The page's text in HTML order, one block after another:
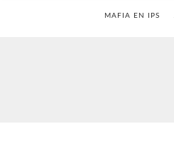
MAFIA EN IPS